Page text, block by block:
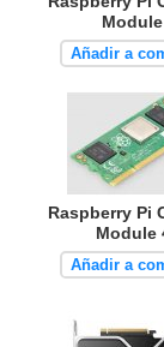
Añadir a
Raspberry Pi
Module
Añadir a